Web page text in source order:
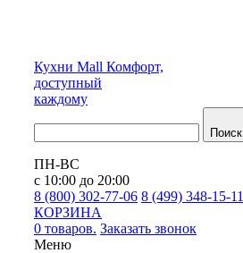
Кухни Mall Комфорт,
доступный
каждому
Поиск
ПН-ВС
с 10:00 до 20:00
8 (800) 302-77-06 8 (499) 348-15-11
КОРЗИНА
0 товаров. Заказать звонок
Меню